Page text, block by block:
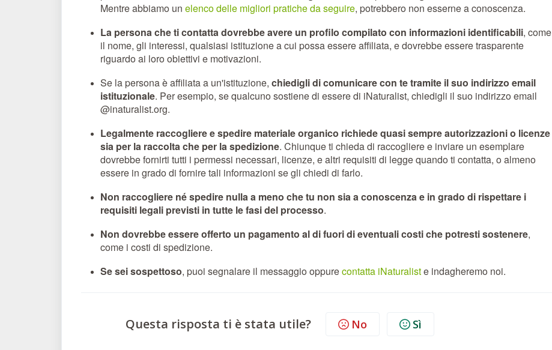
Mentre abbiamo un elenco delle migliori pratiche da seguire, potrebbero non esserne a conoscenza.
La persona che ti contatta dovrebbe avere un profilo compilato con informazioni identificabili, come
il nome, gli interessi, qualsiasi istituzione a cui possa essere affiliata, e dovrebbe essere trasparente
riguardo ai loro obiettivi e motivazioni.
Se la persona è affiliata a un'istituzione, chiedigli di comunicare con te tramite il suo indirizzo email
istituzionale. Per esempio, se qualcuno sostiene di essere di iNaturalist, chiedigli il suo indirizzo email
@inaturalist.org.
Legalmente raccogliere e spedire materiale organico richiede quasi sempre autorizzazioni o licenze
sia per la raccolta che per la spedizione. Chiunque ti chieda di raccogliere e inviare un esemplare
dovrebbe fornirti tutti i permessi necessari, licenze, e altri requisiti di legge quando ti contatta, o almeno
essere in grado di fornire tali informazioni se gli chiedi di farlo.
Non raccogliere né spedire nulla a meno che tu non sia a conoscenza e in grado di rispettare i
requisiti legali previsti in tutte le fasi del processo.
Non dovrebbe essere offerto un pagamento al di fuori di eventuali costi che potresti sostenere,
come i costi di spedizione.
Se sei sospettoso, puoi segnalare il messaggio oppurecontatta iNaturaliste indagheremo noi.
Questa risposta ti è stata utile? No Sì